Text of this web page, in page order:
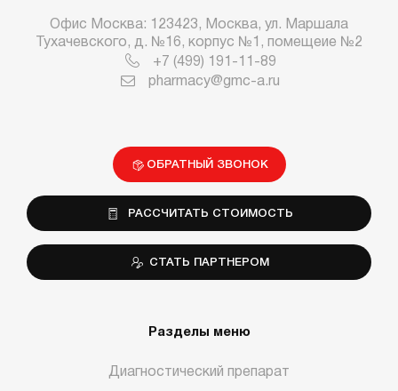
Офис Москва: 123423, Москва, ул. Маршала
Тухачевского, д. №16, корпус №1, помещеие №2
+7 (499) 191-11-89
pharmacy@gmc-a.ru
ОБРАТНЫЙ ЗВОНОК
РАССЧИТАТЬ СТОИМОСТЬ
СТАТЬ ПАРТНЕРОМ
Разделы меню
Диагностический препарат